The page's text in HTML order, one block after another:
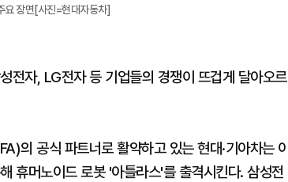
요 장면[사진=현대자동차]
전자, LG전자 등 기업들의 경쟁이 뜨겁게 달아오르
의 공식 파트너로 활약하고 있는 현대·기아차는 이
휴머노이드 로봇 '아틀라스'를 출격시킨다. 삼성전